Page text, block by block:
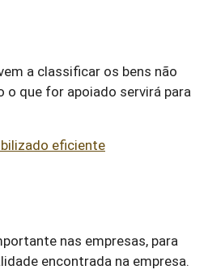
a classificar os bens não
o que for apoiado servirá para
eficiente
nas empresas, para
encontrada na empresa.